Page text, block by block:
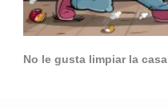
No le gusta limpiar la casa